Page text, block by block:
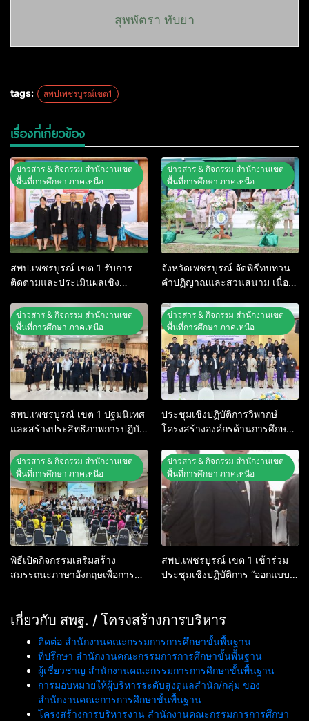
สุพพัตรา ทับยา
tags: สพปเพชรบูรณ์เขต1
เรื่องที่เกี่ยวข้อง
ข่าวสาร & กิจกรรม สำนักงานเขต
พื้นที่การศึกษา ภาคเหนือ
สพป.เพชรบูรณ์ เขต 1 รับการ
ติดตามและประเมินผลเชิง
ต้นแบบ” ระดับประเทศ รุ่นที่ 3
ประจำปีงบประมาณ พ.ศ. 2569
ข่าวสาร & กิจกรรม สำนักงานเขต
พื้นที่การศึกษา ภาคเหนือ
จังหวัดเพชรบูรณ์ จัดพิธีทบทวน
คำปฏิญาณและสวนสนาม เนื่อง
เสือแห่งชาติ ประจำปี 2569
ข่าวสาร & กิจกรรม สำนักงานเขต
พื้นที่การศึกษา ภาคเหนือ
สพป.เพชรบูรณ์ เขต 1 ปฐมนิเทศ
และสร้างประสิทธิภาพการปฏิบัติ
ช่วย ประจำปี พ.ศ. 2569
ข่าวสาร & กิจกรรม สำนักงานเขต
พื้นที่การศึกษา ภาคเหนือ
ประชุมเชิงปฏิบัติการวิพากษ์
โครงสร้างองค์กรด้านการศึกษา
ภาคเหนือ
ข่าวสาร & กิจกรรม สำนักงานเขต
พื้นที่การศึกษา ภาคเหนือ
พิธีเปิดกิจกรรมเสริมสร้าง
สมรรถนะภาษาอังกฤษเพื่อการ
ข่าวสาร & กิจกรรม สำนักงานเขต
พื้นที่การศึกษา ภาคเหนือ
สพป.เพชรบูรณ์ เขต 1 เข้าร่วม
ประชุมเชิงปฏิบัติการ “ออกแบบ
MOU ขับเคลื่อนนโยบายความ
ปลอดภัยในสถานศึกษา
เกี่ยวกับ สพฐ. / โครงสร้างการบริหาร
ติดต่อ สำนักงานคณะกรรมการการศึกษาขั้นพื้นฐาน
ที่ปรึกษา สำนักงานคณะกรรมการการศึกษาขั้นพื้นฐาน
ผู้เชี่ยวชาญ สำนักงานคณะกรรมการการศึกษาขั้นพื้นฐาน
การมอบหมายให้ผู้บริหารระดับสูงดูแลสำนัก/กลุ่ม ของ
สำนักงานคณะการการศึกษาขั้นพื้นฐาน
โครงสร้างการบริหารงาน สำนักงานคณะกรรมการการศึกษา